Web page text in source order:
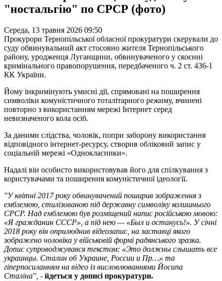
"ностальгію" по СРСР (фото)
Середа, 13 травня 2026 09:50
Прокурори Тернопільської обласної прокуратури скерували до
суду обвинувальний акт стосовно жителя Тернопільського
району, уродженця Луганщини, обвинуваченого у скоєнні
кримінального правопорушення, передбаченого ч. 2 ст. 436-1
КК України.
Йому інкримінують умисні дії, спрямовані на поширення
символіки комуністичного тоталітарного режиму, вчинені
повторно з використанням мережі Інтернет серед
невизначеного кола осіб.
За даними слідства, чоловік, попри заборону використання
відповідного інтернет-ресурсу, створив обліковий запис у
соціальній мережі «Однокласники».
Надалі він особисто використовував його для спілкування з
користувачами та поширення комуністичної ідеології.
"У квітні 2017 року обвинувачений поширив зображення з
емблемою, стилізованою під державну символіку колишнього
СРСР. Над емблемою був розміщений напис російською мовою:
«Я гражданин СССР», а під нею — «Был и останусь!». У січні
2018 року він оприлюднив відеозапис, на заставці якого
зображено чоловіка у військовій формі радянського зразка.
Допис супроводжувався текстом: «Это должны слышать все
украинцы. Сталин об Украине, России и Пр…» та
гіперпосиланням на відео із висловлюваннями Йосипа
Сталіна", - йдеться у дописі прокуратури.